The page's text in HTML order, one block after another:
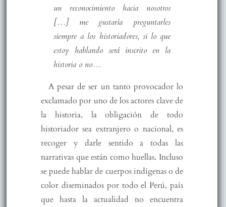
un reconocimiento hacia nosotros
[…] me gustaría preguntarles
siempre a los historiadores, si lo que
estoy hablando será inscrito en la
historia o no…
A pesar de ser un tanto provocador lo
exclamado por uno de los actores clave de
la historia, la obligación de todo
historiador sea extranjero o nacional, es
recoger y darle sentido a todas las
narrativas que están como huellas. Incluso
se puede hablar de cuerpos indígenas o de
color diseminados por todo el Perú, país
que hasta la actualidad no encuentra